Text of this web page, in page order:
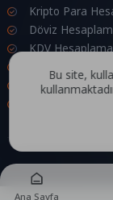
Kripto Para
Döviz
KDV Hesaplama
İndirim
Zam
Ana Sayfa
Bu site,